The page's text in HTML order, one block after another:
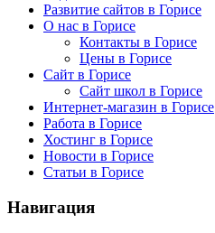
Развитие сайтов в Горисе
О нас в Горисе
Контакты в Горисе
Цены в Горисе
Сайт в Горисе
Сайт школ в Горисе
Интернет-магазин в Горисе
Работа в Горисе
Хостинг в Горисе
Новости в Горисе
Статьи в Горисе
Навигация